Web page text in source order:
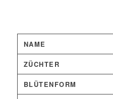
NAME
ZÜCHTER
BLÜTENFORM